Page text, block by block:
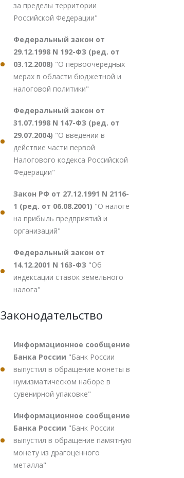
за пределы территории
Российской Федерации"
Федеральный закон от
29.12.1998 N 192-ФЗ (ред. от
03.12.2008) "О первоочередных
мерах в области бюджетной и
налоговой политики"
Федеральный закон от
31.07.1998 N 147-ФЗ (ред. от
29.07.2004) "О введении в
действие части первой
Налогового кодекса Российской
Федерации"
Закон РФ от 27.12.1991 N 2116-
1 (ред. от 06.08.2001) "О налоге
на прибыль предприятий и
организаций"
Федеральный закон от
14.12.2001 N 163-ФЗ "Об
индексации ставок земельного
налога"
Законодательство
Информационное сообщение
Банка России "Банк России
выпустил в обращение монеты в
нумизматическом наборе в
сувенирной упаковке"
Информационное сообщение
Банка России "Банк России
выпустил в обращение памятную
монету из драгоценного
металла"